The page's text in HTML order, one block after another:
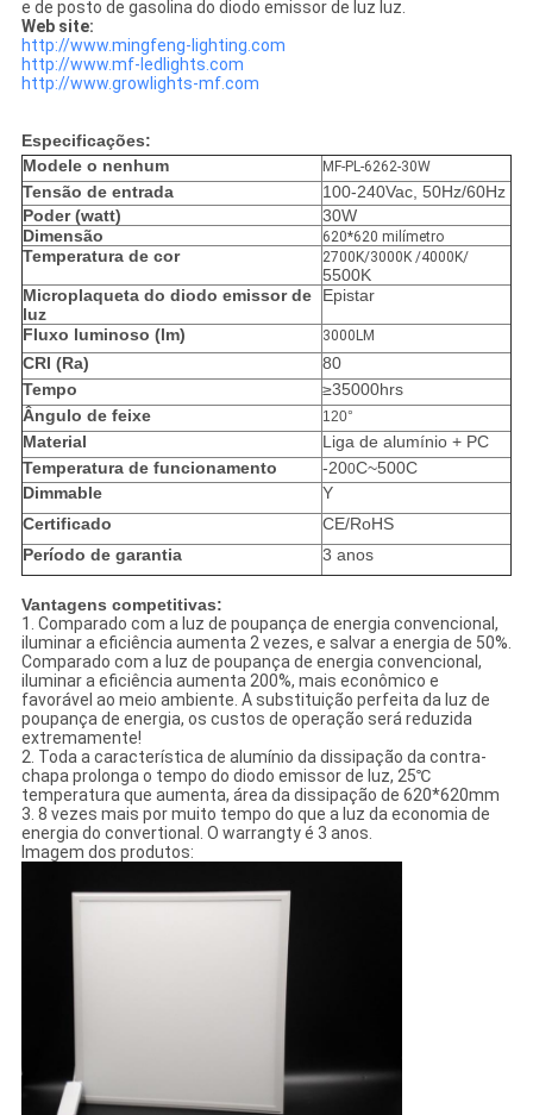
e de posto de gasolina do diodo emissor de luz luz.
Web site:
http://www.mingfeng-lighting.com
http://www.mf-ledlights.com
http://www.growlights-mf.com
Especificações:
Modele o nenhum
MF-PL-6262-30W
Tensão de entrada
100-240Vac, 50Hz/60Hz
Poder (watt)
30W
Dimensão
620*620 milímetro
Temperatura de cor 2700K/3000K /4000K/
5500K
Microplaqueta do diodo emissor de
luz
Epistar
Fluxo luminoso (lm) 3000LM
CRI (Ra)
80
Tempo
≥35000hrs
Ângulo de feixe
120°
Material
Liga de alumínio + PC
Temperatura de funcionamento
-200C~500C
Dimmable
Y
Certificado
CE/RoHS
Período de garantia
3 anos
Vantagens competitivas:
1. Comparado com a luz de poupança de energia convencional,
iluminar a eficiência aumenta 2 vezes, e salvar a energia de 50%.
Comparado com a luz de poupança de energia convencional,
iluminar a eficiência aumenta 200%, mais econômico e
favorável ao meio ambiente. A substituição perfeita da luz de
poupança de energia, os custos de operação será reduzida
extremamente!
2. Toda a característica de alumínio da dissipação da contra-
chapa prolonga o tempo do diodo emissor de luz, 25℃
temperatura que aumenta, área da dissipação de 620*620mm
3. 8 vezes mais por muito tempo do que a luz da economia de
energia do convertional. O warrangty é 3 anos.
Imagem dos produtos: